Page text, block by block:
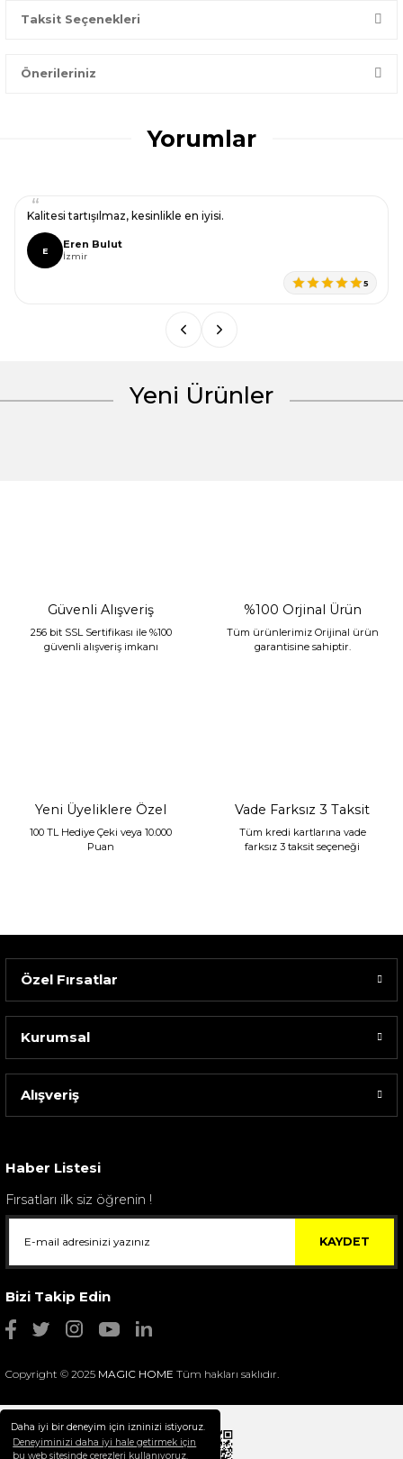
Daha iyi bir deneyim için izninizi istiyoruz.
Deneyiminizi daha iyi hale getirmek için
bu web sitesinde çerezleri kullanıyoruz.
Taksit Seçenekleri
Önerileriniz
konularda yetersiz gördüğünüz noktaları öneri formunu
kullanarak tarafımıza iletebilirsiniz.
Ürün resmi kalitesiz, bozuk veya görüntülenemiyor.
Ürün açıklamasında eksik bilgiler bulunuyor.
Ürün bilgilerinde hatalar bulunuyor.
Yorumlar
Kalitesi tartışılmaz, kesinlikle en iyisi.
E Eren Bulut
İzmir
5
Yeni Ürünler
Sarev Elfıda Flanel Nevresim Takımı Çift Kişili...
Güvenli Alışveriş
256 bit SSL Sertifikası ile %100
güvenli alışveriş imkanı
%100 Orjinal Ürün
Tüm ürünlerimiz Orijinal ürün
garantisine sahiptir.
Yeni Üyeliklere Özel
100 TL Hediye Çeki veya 10.000
Puan
Vade Farksız 3 Taksit
Tüm kredi kartlarına vade
farksız 3 taksit seçeneği
Özel Fırsatlar
Kurumsal
Alışveriş
Haber Listesi
Fırsatları ilk siz öğrenin !
KAYDET
Bizi Takip Edin
Copyright © 2025 MAGIC HOME Tüm hakları saklıdır.